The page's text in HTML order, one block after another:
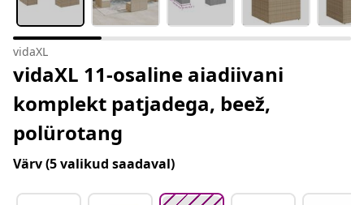
vidaXL
vidaXL 11-osaline aiadiivani
komplekt patjadega, beež,
polürotang
Värv(5 valikud saadaval)